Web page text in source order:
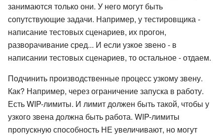
занимаются только они. У него могут быть
сопутствующие задачи. Например, у тестировщика -
написание тестовых сценариев, их прогон,
разворачивание сред... И если узкое звено - в
написании тестовых сценариев, то остальное - отдаем.
Подчинить производственные процесс узкому звену.
Как? Например, через ограничение запуска в работу.
Есть WIP-лимиты. И лимит должен быть такой, чтобы у
узкого звена должна быть работа. WIP-лимиты
пропускную способность НЕ увеличивают, но могут